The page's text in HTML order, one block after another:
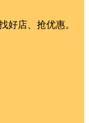
好店、抢优惠。